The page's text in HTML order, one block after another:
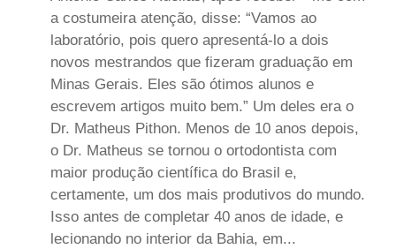
a costumeira atenção, disse: “Vamos ao
laboratório, pois quero apresentá-lo a dois
novos mestrandos que fizeram graduação em
Minas Gerais. Eles são ótimos alunos e
escrevem artigos muito bem.” Um deles era o
Dr. Matheus Pithon. Menos de 10 anos depois,
o Dr. Matheus se tornou o ortodontista com
maior produção científica do Brasil e,
certamente, um dos mais produtivos do mundo.
Isso antes de completar 40 anos de idade, e
lecionando no interior da Bahia, em...